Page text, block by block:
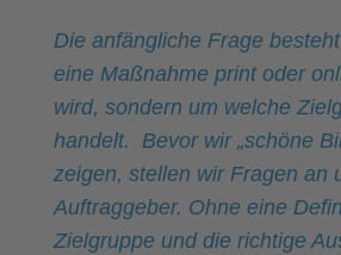
Die anfängliche Frage
eine Maßnahme print oder
wird, sondern um welche
handelt. Bevor wir „schöne
zeigen, stellen wir Fragen an
Auftraggeber. Ohne eine
Zielgruppe und die richtige